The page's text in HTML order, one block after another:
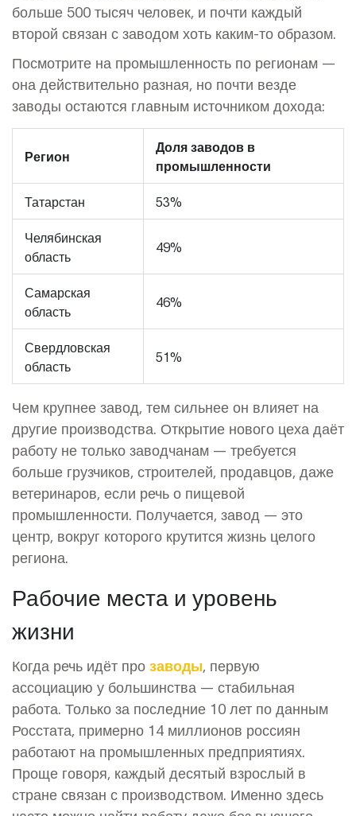
больше 500 тысяч человек, и почти каждый
второй связан с заводом хоть каким-то образом.
Посмотрите на промышленность по регионам —
она действительно разная, но почти везде
заводы остаются главным источником дохода:
Регион
Доля заводов в
промышленности
Татарстан 53%
Челябинская
область
49%
Самарская
область
46%
Свердловская
область
51%
Чем крупнее завод, тем сильнее он влияет на
другие производства. Открытие нового цеха даёт
работу не только заводчанам — требуется
больше грузчиков, строителей, продавцов, даже
ветеринаров, если речь о пищевой
промышленности. Получается, завод — это
центр, вокруг которого крутится жизнь целого
региона.
Рабочие места и уровень
жизни
Когда речь идёт про заводы, первую
ассоциацию у большинства — стабильная
работа. Только за последние 10 лет по данным
Росстата, примерно 14 миллионов россиян
работают на промышленных предприятиях.
Проще говоря, каждый десятый взрослый в
стране связан с производством. Именно здесь